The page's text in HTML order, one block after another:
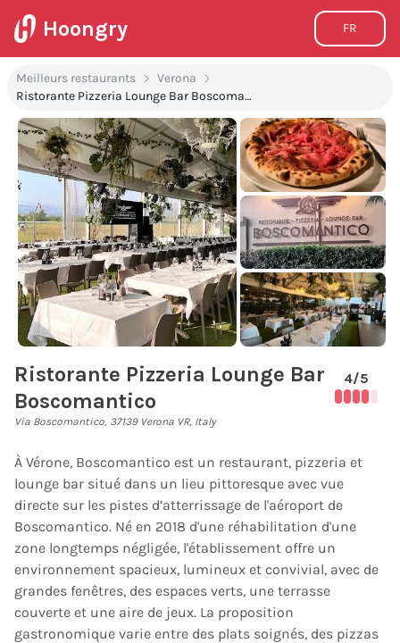
Hoongry FR
Meilleurs restaurants
Verona
Ristorante Pizzeria Lounge Bar Boscomantico
Ristorante Pizzeria Lounge Bar
Boscomantico
Via Boscomantico, 37139 Verona VR, Italy
4/5
À Vérone, Boscomantico est un restaurant, pizzeria et
lounge bar situé dans un lieu pittoresque avec vue
directe sur les pistes d’atterrissage de l'aéroport de
Boscomantico. Né en 2018 d'une réhabilitation d'une
zone longtemps négligée, l'établissement offre un
environnement spacieux, lumineux et convivial, avec de
grandes fenêtres, des espaces verts, une terrasse
couverte et une aire de jeux. La proposition
gastronomique varie entre des plats soignés, des pizzas